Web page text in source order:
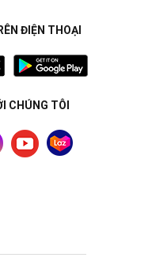
ĐIỆN THOẠI
CHÚNG TÔI